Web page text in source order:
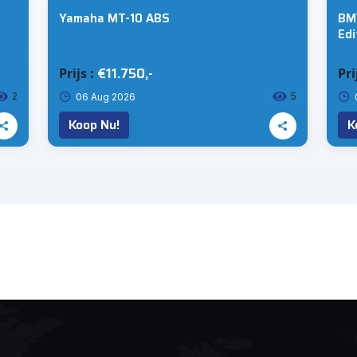
2
Yamaha MT-10 ABS
Prijs : €11.750,-
06 Aug 2026 5
Koop Nu!